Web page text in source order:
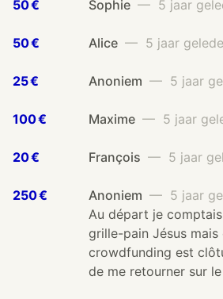
50 € Sophie — 5 jaar
50 € Alice — 5 jaar
25 € Anoniem — 5 jaar
100 € Maxime — 5 jaar
20 € François — 5 jaar
250 € Anoniem — 5 jaar
Au départ je
grille-pain Jésus mais
crowdfunding est
de me retourner sur le